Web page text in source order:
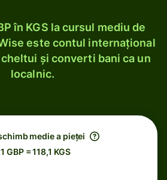
în KGS la cursul mediu de
este contul internațional
și converti bani ca un
localnic.
medie a pieței
GBP = 118,1 KGS